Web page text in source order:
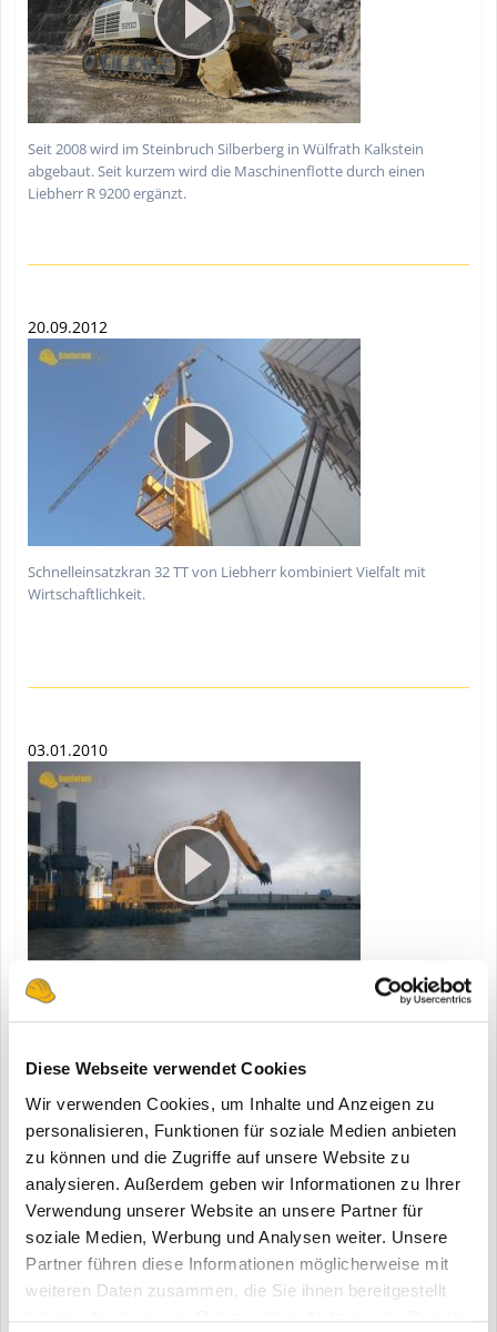
Diese Webseite verwendet Cookies
Wir verwenden Cookies, um Inhalte und Anzeigen zu
personalisieren, Funktionen für soziale Medien anbieten
zu können und die Zugriffe auf unsere Website zu
analysieren. Außerdem geben wir Informationen zu Ihrer
Verwendung unserer Website an unsere Partner für
soziale Medien, Werbung und Analysen weiter. Unsere
Partner führen diese Informationen möglicherweise mit
weiteren Daten zusammen, die Sie ihnen bereitgestellt
Seit 2008 wird im Steinbruch Silberberg in Wülfrath Kalkstein
abgebaut. Seit kurzem wird die Maschinenflotte durch einen
Liebherr R 9200 ergänzt.
20.09.2012
Schnelleinsatzkran 32 TT von Liebherr kombiniert Vielfalt mit
Wirtschaftlichkeit.
03.01.2010
Rußpartikelfilter, Hydraulik- und Schmieröl aus dem Hause
Liebherr
14.03.2012